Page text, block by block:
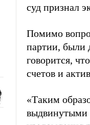
суд признал
Помимо
партии, были
говорится,
счетов и
«Таким
выдвинутыми